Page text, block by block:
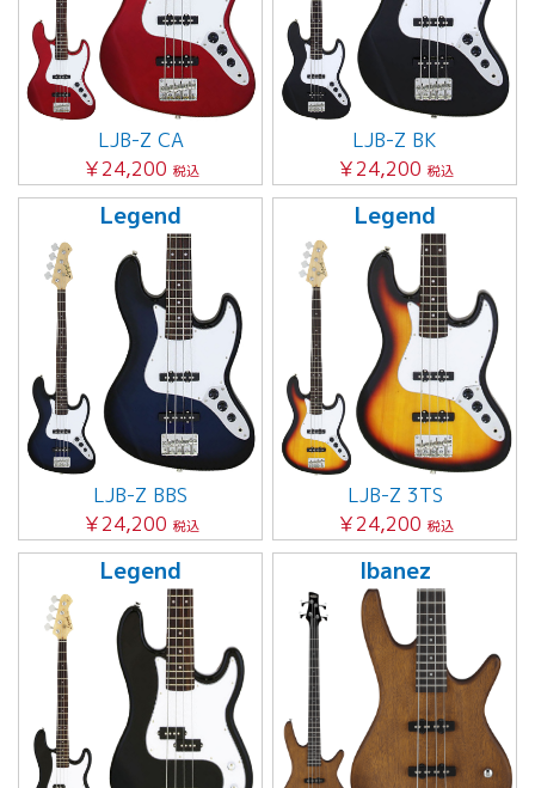
LJB-Z CA
￥24,200 税込
LJB-Z BK
￥24,200 税込
Legend
LJB-Z BBS
￥24,200 税込
Legend
LJB-Z 3TS
￥24,200 税込
Legend Ibanez